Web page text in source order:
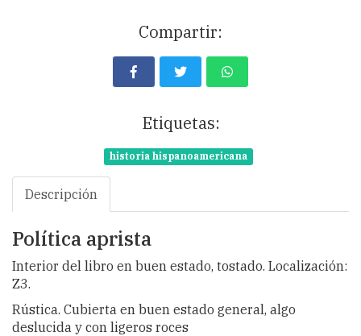
Compartir:
Etiquetas:
historia hispanoamericana
Descripción
Política aprista
Interior del libro en buen estado, tostado. Localización:
Z3.
Rústica. Cubierta en buen estado general, algo
deslucida y con ligeros roces